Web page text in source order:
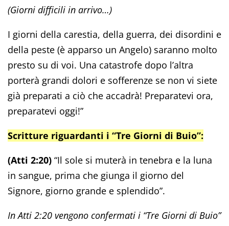
(Giorni difficili in arrivo…)
I giorni della carestia, della guerra, dei disordini e
della peste (è apparso un Angelo) saranno molto
presto su di voi. Una catastrofe dopo l’altra
porterà grandi dolori e sofferenze se non vi siete
già preparati a ciò che accadrà! Preparatevi ora,
preparatevi oggi!”
Scritture riguardanti i “Tre Giorni di Buio”:
(Atti 2:20) “Il sole si muterà in tenebra e la luna
in sangue, prima che giunga il giorno del
Signore, giorno grande e splendido”.
In Atti 2:20 vengono confermati i “Tre Giorni di Buio”